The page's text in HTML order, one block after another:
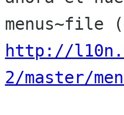
http://
2/master/